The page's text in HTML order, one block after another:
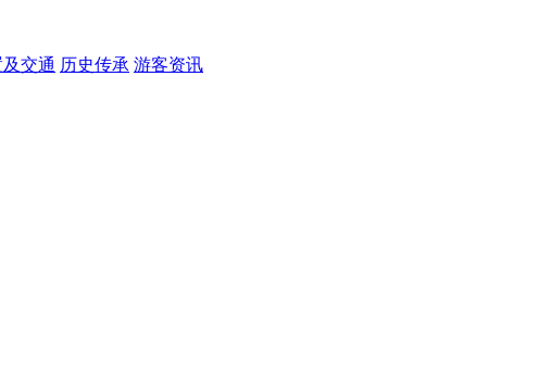
交通 历史传承 游客资讯